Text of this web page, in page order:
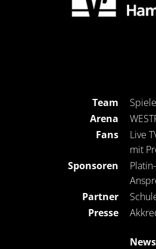
Team
Arena
Fans
Live
mit
Sponsoren
Partner
Presse
News